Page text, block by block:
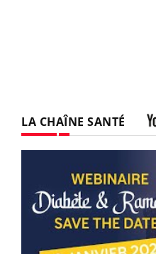
LA CHAÎNE SANTÉ